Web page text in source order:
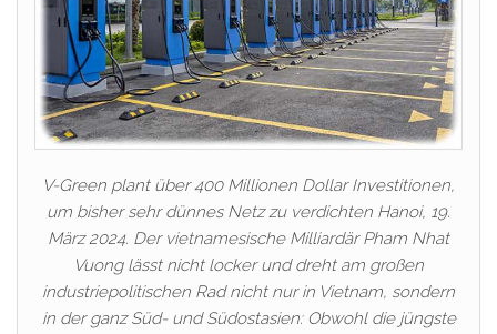
V-Green plant über 400 Millionen Dollar Investitionen,
um bisher sehr dünnes Netz zu verdichten Hanoi, 19.
März 2024. Der vietnamesische Milliardär Pham Nhat
Vuong lässt nicht locker und dreht am großen
industriepolitischen Rad nicht nur in Vietnam, sondern
in der ganz Süd- und Südostasien: Obwohl die jüngste